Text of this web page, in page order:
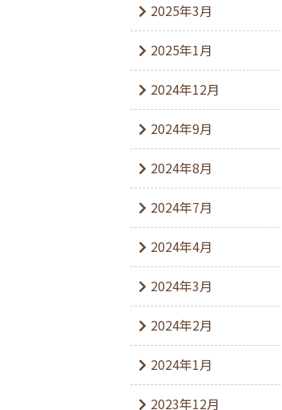
2025年3月
2025年1月
2024年12月
2024年9月
2024年8月
2024年7月
2024年4月
2024年3月
2024年2月
2024年1月
2023年12月